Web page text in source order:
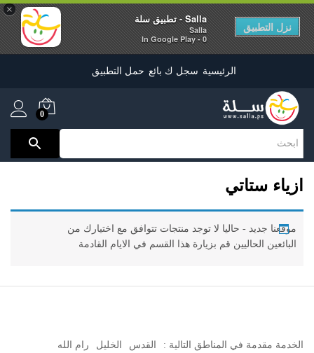
×
Salla - تطبيق سلة
Salla
0 - In Google Play
نزل التطبيق
الرئيسية سجل ك بائع حمل التطبيق
0
ازياء ستاتي
موقعنا جديد - حاليا لا توجد منتجات تتوافق مع اختيارك من
البائعين الحاليين قم بزيارة هذا القسم في الايام القادمة
الخدمة مقدمة في المناطق التالية : القدس الخليل
رام الله